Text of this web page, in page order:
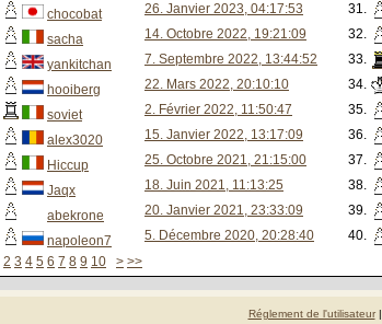
chocobat
26. Janvier 2023, 04:17:53
sacha
14. Octobre 2022, 19:21:09
yankitchan
7. Septembre 2022, 13:44:52
hooiberg
22. Mars 2022, 20:10:10
soviet
2. Février 2022, 11:50:47
alex3020
15. Janvier 2022, 13:17:09
Hiccup
25. Octobre 2021, 21:15:00
Jaqx
18. Juin 2021, 11:13:25
abekrone
20. Janvier 2021, 23:33:09
napoleon7 5. Décembre 2020, 20:28:40
31.
32.
33.
34.
35.
36.
37.
38.
39.
40.
2 3 4 5 6 7 8 9 10 > >>
Réglement de l'utilisateur|